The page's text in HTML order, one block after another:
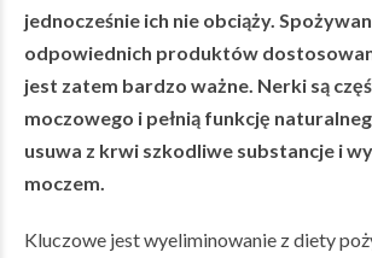
jednocześnie ich nie obciąży.
odpowiednich produktów
jest zatem bardzo ważne. Nerki są
moczowego i pełnią funkcję
usuwa z krwi szkodliwe substancje i
moczem.
Kluczowe jest wyeliminowanie z diety